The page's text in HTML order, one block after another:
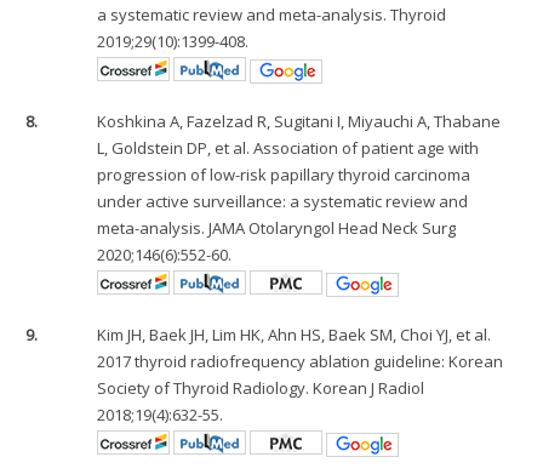
a systematic review and meta-analysis. Thyroid
2019;29(10):1399-408.
8.
Koshkina A, Fazelzad R, Sugitani I, Miyauchi A, Thabane
L, Goldstein DP, et al. Association of patient age with
progression of low-risk papillary thyroid carcinoma
under active surveillance: a systematic review and
meta-analysis. JAMA Otolaryngol Head Neck Surg
2020;146(6):552-60.
9.
Kim JH, Baek JH, Lim HK, Ahn HS, Baek SM, Choi YJ, et al.
2017 thyroid radiofrequency ablation guideline: Korean
Society of Thyroid Radiology. Korean J Radiol
2018;19(4):632-55.